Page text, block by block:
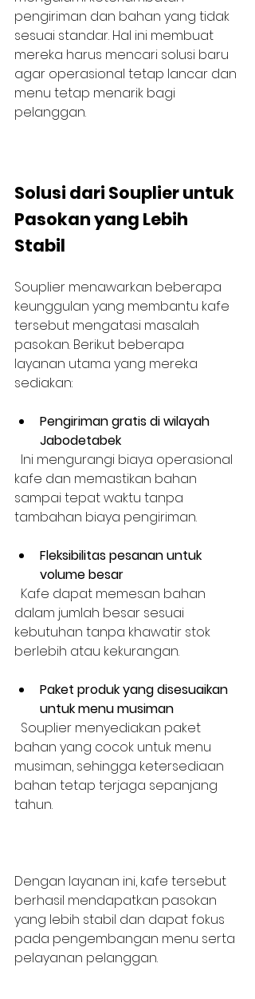
pengiriman dan bahan yang tidak
sesuai standar. Hal ini membuat
mereka harus mencari solusi baru
agar operasional tetap lancar dan
menu tetap menarik bagi
pelanggan.
Solusi dari Souplier untuk
Pasokan yang Lebih
Stabil
Souplier menawarkan beberapa
keunggulan yang membantu kafe
tersebut mengatasi masalah
pasokan. Berikut beberapa
layanan utama yang mereka
sediakan:
Pengiriman gratis di wilayah
Jabodetabek
kafe dan memastikan bahan
sampai tepat waktu tanpa
tambahan biaya pengiriman.
Fleksibilitas pesanan untuk
volume besar
dalam jumlah besar sesuai
kebutuhan tanpa khawatir stok
berlebih atau kekurangan.
Paket produk yang disesuaikan
untuk menu musiman
bahan yang cocok untuk menu
musiman, sehingga ketersediaan
bahan tetap terjaga sepanjang
tahun.
Dengan layanan ini, kafe tersebut
berhasil mendapatkan pasokan
yang lebih stabil dan dapat fokus
pada pengembangan menu serta
pelayanan pelanggan.